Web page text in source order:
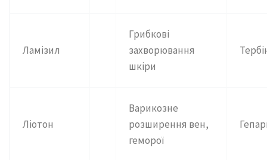
Ламізил
Грибкові
захворювання
шкіри
Ліотон
Варикозне
розширення вен,
геморої